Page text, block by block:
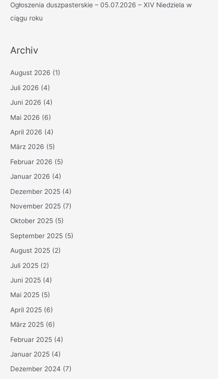
Ogłoszenia duszpasterskie – 05.07.2026 – XIV Niedziela w
ciągu roku
Archiv
August 2026 (1)
Juli 2026 (4)
Juni 2026 (4)
Mai 2026 (6)
April 2026 (4)
März 2026 (5)
Februar 2026 (5)
Januar 2026 (4)
Dezember 2025 (4)
November 2025 (7)
Oktober 2025 (5)
September 2025 (5)
August 2025 (2)
Juli 2025 (2)
Juni 2025 (4)
Mai 2025 (5)
April 2025 (6)
März 2025 (6)
Februar 2025 (4)
Januar 2025 (4)
Dezember 2024 (7)